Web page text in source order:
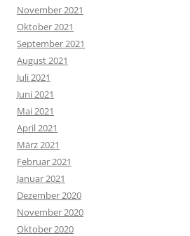
November 2021
Oktober 2021
September 2021
August 2021
Juli 2021
Juni 2021
Mai 2021
April 2021
März 2021
Februar 2021
Januar 2021
Dezember 2020
November 2020
Oktober 2020